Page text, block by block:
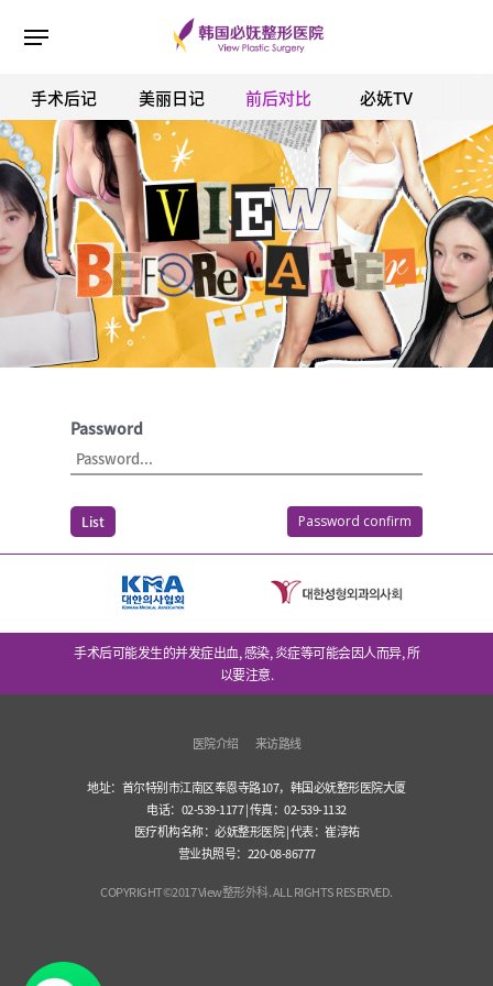
ESC 버튼을 누르면 검색창을 닫을 수 있습니다.
手术后记 美丽日记 前后对比 必妩TV
Password
List Password confirm
手术后可能发生的并发症出血, 感染, 炎症等可能会因人而异, 所
以要注意.
医院介绍 来访路线
地址：首尔特别市江南区奉恩寺路107，韩国必妩整形医院大厦
电话：02-539-1177 | 传真：02-539-1132
医疗机构名称：必妩整形医院 | 代表：崔淳祐
营业执照号：220-08-86777
COPYRIGHT©2017 View整形外科. ALL RIGHTS RESERVED.